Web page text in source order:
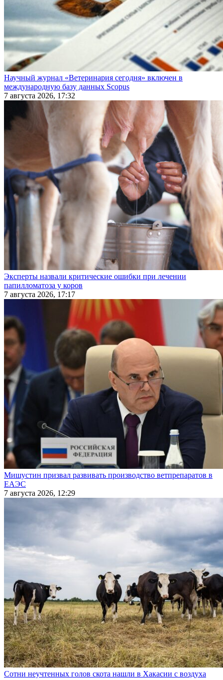
Научный журнал «Ветеринария сегодня» включен в
международную базу данных Scopus
7 августа 2026, 17:32
Эксперты назвали критические ошибки при лечении
папилломатоза у коров
7 августа 2026, 17:17
Мишустин призвал развивать производство ветпрепаратов в
ЕАЭС
7 августа 2026, 12:29
Сотни неучтенных голов скота нашли в Хакасии с воздуха